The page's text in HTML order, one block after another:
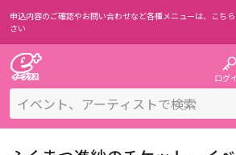
申込内容のご確認やお問い合わせなど各種メニューは、 こち
さい
ログ